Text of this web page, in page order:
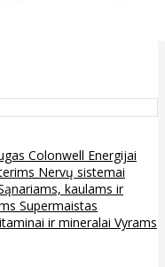
Colonwell Energijai
Nervų sistemai
kaulams ir
Supermaistas
ir mineralai Vyrams